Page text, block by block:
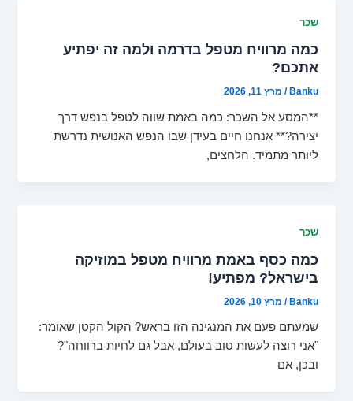
שכר
כמה מרוויח מטפל בדרמה ולמה זה יפתיע
אתכם?
Banku
/ מרץ 11, 2026
**המסע אל השכר: כמה באמת שווה לטפל בנפש דרך
יצירה?** אנחנו חיים בעידן שבו הנפש האנושית נדרשת
ליותר מתמיד. הלחצים,
שכר
כמה כסף באמת מרוויח מטפל במוזיקה
בישראל? מפתיע!
Banku
/ מרץ 10, 2026
שמעתם פעם את המנגינה הזו בראש? הקול הקטן שאומר:
"אני רוצה לעשות טוב בעולם, אבל גם לחיות ברווחה"?
ובכן, אם